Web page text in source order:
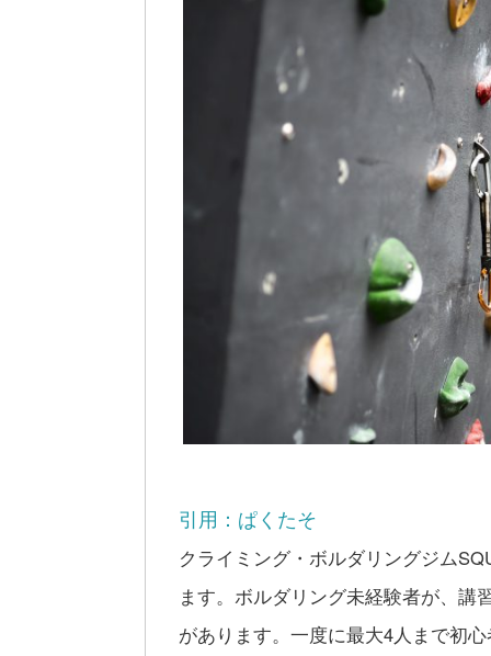
引用：ぱくたそ
クライミング・ボルダリングジム
ます。ボルダリング未経験者が、講
があります。一度に最大4人まで初